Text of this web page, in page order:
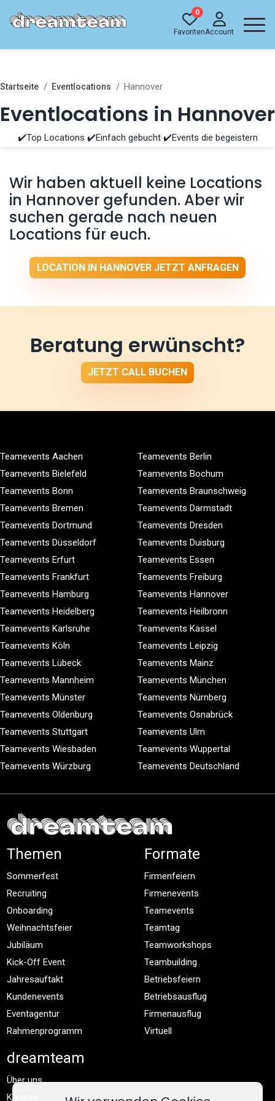
0
FavoritenAccount
Startseite Eventlocations Hannover
Eventlocations in Hannover
✔️Top Locations ✔️Einfach gebucht ✔️Events die begeistern
Wir haben aktuell keine Locations
in Hannover gefunden. Aber wir
suchen gerade nach neuen
Locations für euch.
LOCATION IN HANNOVER JETZT ANFRAGEN
Beratung erwünscht?
JETZT CALL BUCHEN
Teamevents Aachen
Teamevents Berlin
Teamevents Bielefeld
Teamevents Bochum
Teamevents Bonn
Teamevents Braunschweig
Teamevents Bremen
Teamevents Darmstadt
Teamevents Dortmund
Teamevents Dresden
Teamevents Düsseldorf
Teamevents Duisburg
Teamevents Erfurt
Teamevents Essen
Teamevents Frankfurt
Teamevents Freiburg
Teamevents Hamburg
Teamevents Hannover
Teamevents Heidelberg
Teamevents Heilbronn
Teamevents Karlsruhe
Teamevents Kassel
Teamevents Köln
Teamevents Leipzig
Teamevents Lübeck
Teamevents Mainz
Teamevents Mannheim
Teamevents München
Teamevents Münster
Teamevents Nürnberg
Teamevents Oldenburg
Teamevents Osnabrück
Teamevents Stuttgart
Teamevents Ulm
Teamevents Wiesbaden
Teamevents Wuppertal
Teamevents Würzburg
Teamevents Deutschland
Themen
Sommerfest
Recruiting
Onboarding
Weihnachtsfeier
Jubiläum
Kick-Off Event
Jahresauftakt
Kundenevents
Eventagentur
Rahmenprogramm
Formate
Firmenfeiern
Firmenevents
Teamevents
Teamtag
Teamworkshops
Teambuilding
Betriebsfeiern
Betriebsausflug
Firmenausflug
Virtuell
dreamteam
Über uns
Karriere